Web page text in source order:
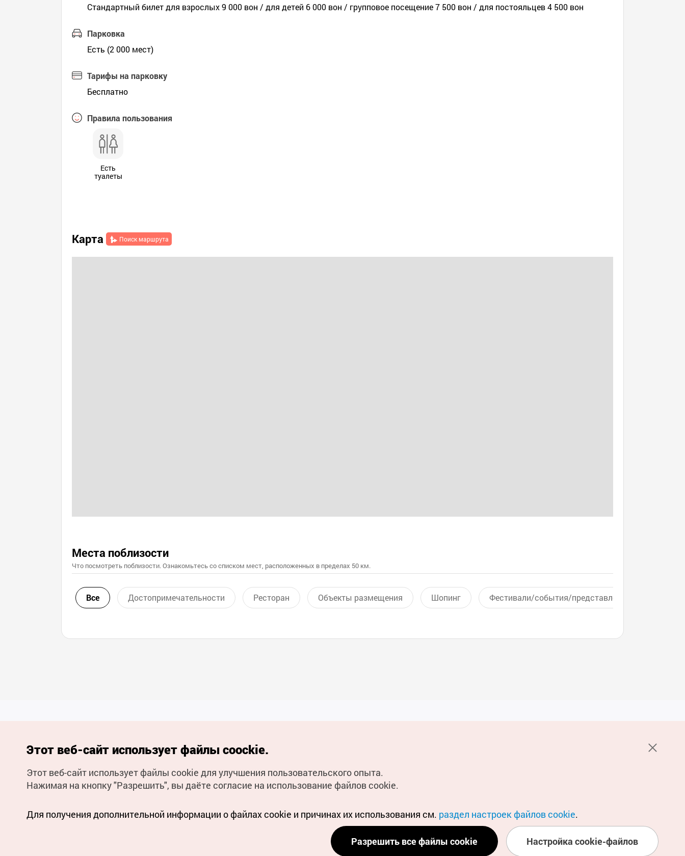
Стандартный билет для взрослых 9 000 вон / для детей 6 000 вон / групповое посещение 7 500 вон / для постояльцев 4 500 вон
Парковка
Есть (2 000 мест)
Тарифы на парковку
Бесплатно
Правила пользования
Есть
туалеты
Карта Поиск маршрута
Места поблизости
Что посмотреть поблизости. Ознакомьтесь со списком мест, расположенных в пределах 50 км.
Все Достопримечательности Ресторан Объекты размещения Шопинг Фестивали/события/представления
Горячая линия для туристов 1330
Электронные книги
О файлах Cookie
Условия геосервиса
Политика геоданных
(с) Национальная организация туризма Кореи Все права
защищены
Для извещения об ошибках и проблемах, связанных с работой
russian@knto.or.kr
Этот веб-сайт использует файлы coockie.
Этот веб-сайт использует файлы cookie для улучшения пользовательского опыта.
Нажимая на кнопку "Разрешить", вы даёте согласие на использование файлов cookie.
Для получения дополнительной информации о файлах cookie и причинах их использования см. раздел настроек файлов cookie.
Разрешить все файлы cookie Настройка cookie-файлов